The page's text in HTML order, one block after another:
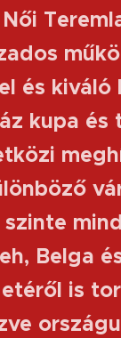
és
kupa
Belga
is